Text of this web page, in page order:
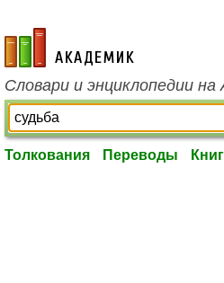
academic.ru
Словари и энциклопедии на
Толкования Переводы